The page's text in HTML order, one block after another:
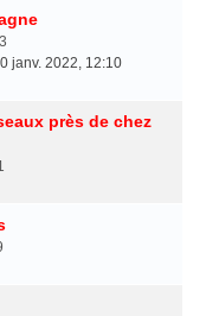
janv. 2022, 12:10
près de chez